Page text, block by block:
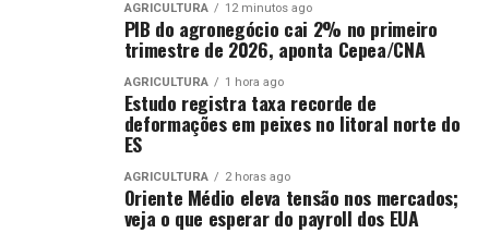
AGRICULTURA 12 minutos ago
PIB do agronegócio cai 2% no primeiro
trimestre de 2026, aponta Cepea/CNA
AGRICULTURA 1 hora ago
Estudo registra taxa recorde de
deformações em peixes no litoral norte do
ES
AGRICULTURA 2 horas ago
Oriente Médio eleva tensão nos mercados;
veja o que esperar do payroll dos EUA